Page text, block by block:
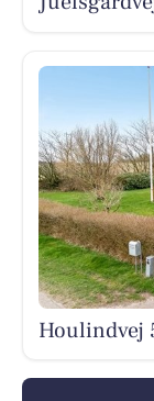
Houlindvej